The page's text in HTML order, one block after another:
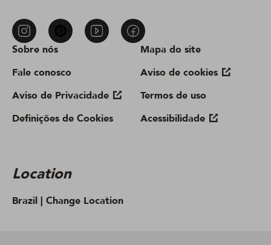
Sobre nós
Fale conosco
Aviso de Privacidade
Definições de Cookies
Mapa do site
Aviso de cookies
Termos de uso
Acessibilidade
Location
Brazil | Change Location